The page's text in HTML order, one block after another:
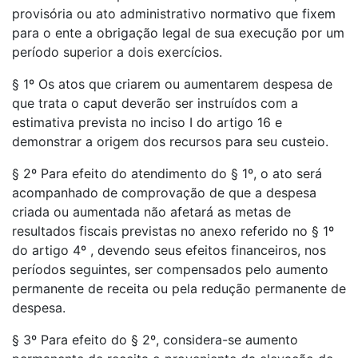
provisória ou ato administrativo normativo que fixem
para o ente a obrigação legal de sua execução por um
período superior a dois exercícios.
§ 1º Os atos que criarem ou aumentarem despesa de
que trata o caput deverão ser instruídos com a
estimativa prevista no inciso I do artigo 16 e
demonstrar a origem dos recursos para seu custeio.
§ 2º Para efeito do atendimento do § 1º, o ato será
acompanhado de comprovação de que a despesa
criada ou aumentada não afetará as metas de
resultados fiscais previstas no anexo referido no § 1º
do artigo 4º , devendo seus efeitos financeiros, nos
períodos seguintes, ser compensados pelo aumento
permanente de receita ou pela redução permanente de
despesa.
§ 3º Para efeito do § 2º, considera-se aumento